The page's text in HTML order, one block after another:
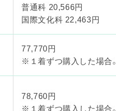
普通科 20,566円
国際文化科 22,463円
77,770円
※１着ずつ購入した場合。
78,760円
※１着ずつ購入した場合。